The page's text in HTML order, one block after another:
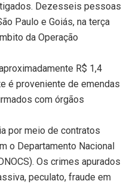
Dezesseis pessoas
Paulo e Goiás, na terça
da Operação
R$ 1,4
é proveniente de emendas
com órgãos
por meio de contratos
o Departamento Nacional
Os crimes apurados
peculato, fraude em